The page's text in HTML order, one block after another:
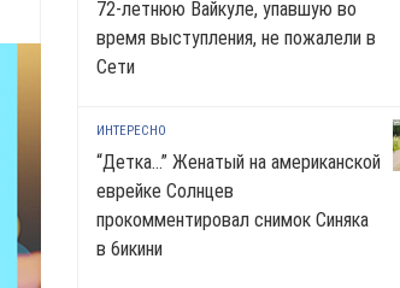
72-летнюю Вайкуле, упавшую во
время выступления, не пожалели в
Сети
ИНТЕРЕСНО
“Детка…” Женатый на американской
еврейке Солнцев
прокомментировал снимок Синяка
в 6икини